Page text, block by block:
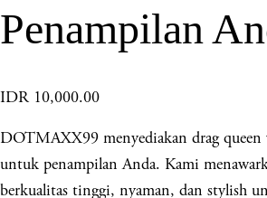
Penampilan
IDR 10,000.00
DOTMAXX99 menyediakan drag queen
untuk penampilan Anda. Kami
berkualitas tinggi, nyaman, dan stylish